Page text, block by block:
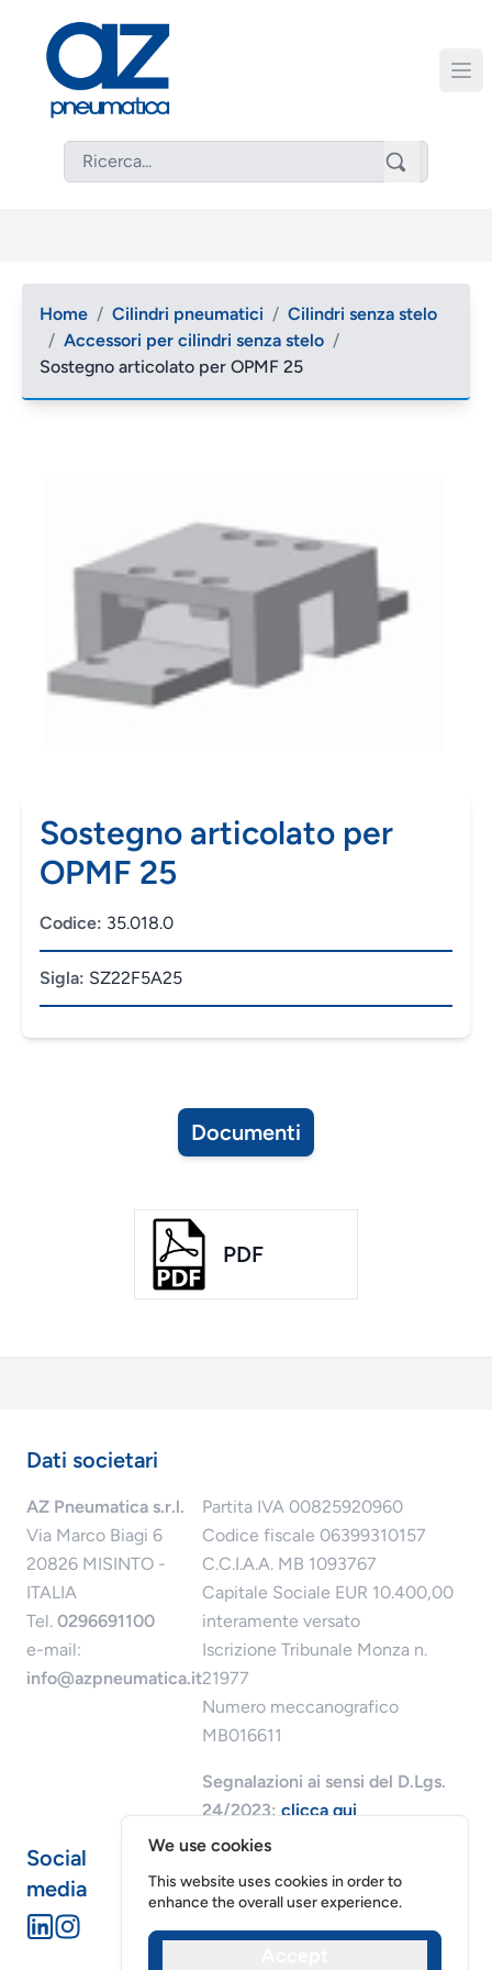
Home / Cilindri pneumatici / Cilindri senza stelo
/ Accessori per cilindri senza stelo /
Sostegno articolato per OPMF 25
Sostegno articolato per
OPMF 25
Codice: 35.018.0
Sigla: SZ22F5A25
Documenti
PDF
Dati societari
AZ Pneumatica s.r.l.
Via Marco Biagi 6
20826 MISINTO -
ITALIA
Tel. 0296691100
e-mail:
info@azpneumatica.it
Partita IVA 00825920960
Codice fiscale 06399310157
C.C.I.A.A. MB 1093767
Capitale Sociale EUR 10.400,00
interamente versato
Iscrizione Tribunale Monza n.
21977
Numero meccanografico
MB016611
Segnalazioni ai sensi del D.Lgs.
24/2023:clicca qui
Social
media
We use cookies
This website uses cookies in order to
enhance the overall user experience.